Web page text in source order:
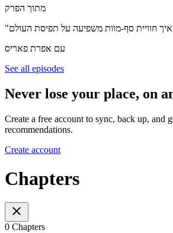
מתוך הפרק
עם אפרת פאריס
See all episodes
Never lose your place, on
Create a free account to sync, back up, and
recommendations.
Create account
Chapters
0 Chapters